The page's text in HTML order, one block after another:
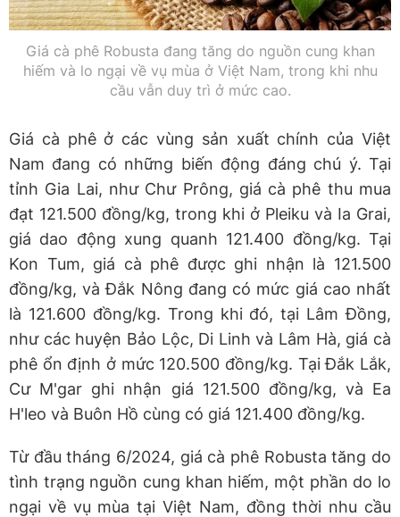
Giá cà phê Robusta đang tăng do nguồn cung khan
hiếm và lo ngại về vụ mùa ở Việt Nam, trong khi nhu
cầu vẫn duy trì ở mức cao.
Giá cà phê ở các vùng sản xuất chính của Việt
Nam đang có những biến động đáng chú ý. Tại
tỉnh Gia Lai, như Chư Prông, giá cà phê thu mua
đạt 121.500 đồng/kg, trong khi ở Pleiku và Ia Grai,
giá dao động xung quanh 121.400 đồng/kg. Tại
Kon Tum, giá cà phê được ghi nhận là 121.500
đồng/kg, và Đắk Nông đang có mức giá cao nhất
là 121.600 đồng/kg. Trong khi đó, tại Lâm Đồng,
như các huyện Bảo Lộc, Di Linh và Lâm Hà, giá cà
phê ổn định ở mức 120.500 đồng/kg. Tại Đắk Lắk,
Cư M'gar ghi nhận giá 121.500 đồng/kg, và Ea
H'leo và Buôn Hồ cùng có giá 121.400 đồng/kg.
Từ đầu tháng 6/2024, giá cà phê Robusta tăng do
tình trạng nguồn cung khan hiếm, một phần do lo
ngại về vụ mùa tại Việt Nam, đồng thời nhu cầu